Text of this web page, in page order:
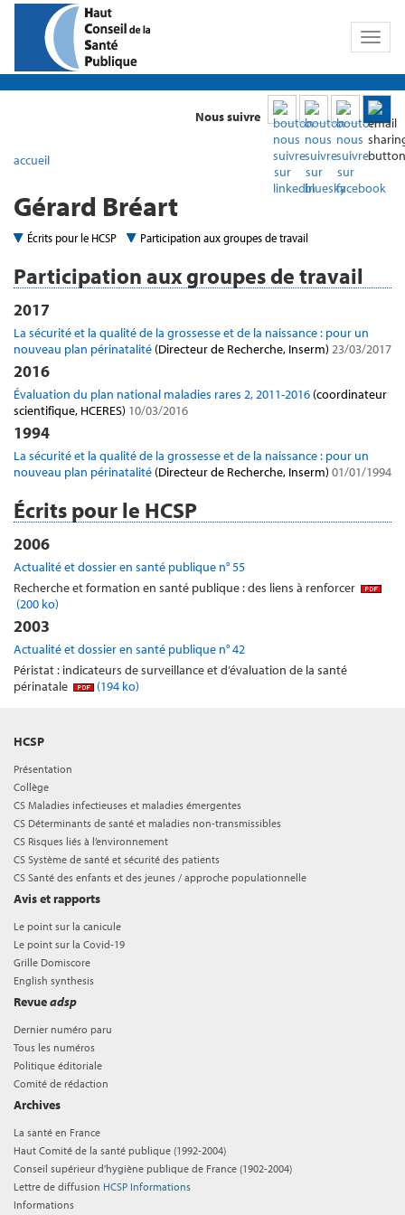
Toggle
Nous suivre
accueil
Gérard Bréart
Écrits pour le HCSP Participation aux groupes de travail
Participation aux groupes de travail
2017
La sécurité et la qualité de la grossesse et de la naissance : pour un
nouveau plan périnatalité (Directeur de Recherche, Inserm) 23/03/2017
2016
Évaluation du plan national maladies rares 2, 2011-2016 (coordinateur
scientifique, HCERES) 10/03/2016
1994
La sécurité et la qualité de la grossesse et de la naissance : pour un
nouveau plan périnatalité (Directeur de Recherche, Inserm) 01/01/1994
Écrits pour le HCSP
2006
Actualité et dossier en santé publique n° 55
Recherche et formation en santé publique : des liens à renforcer
(200 ko)
2003
Actualité et dossier en santé publique n° 42
Péristat : indicateurs de surveillance et d’évaluation de la santé
périnatale
(194 ko)
HCSP
Présentation
Collège
CS Maladies infectieuses et maladies émergentes
CS Déterminants de santé et maladies non-transmissibles
CS Risques liés à l’environnement
CS Système de santé et sécurité des patients
CS Santé des enfants et des jeunes / approche populationnelle
Avis et rapports
Le point sur la canicule
Le point sur la Covid-19
Grille Domiscore
English synthesis
Revueadsp
Dernier numéro paru
Tous les numéros
Politique éditoriale
Comité de rédaction
Archives
La santé en France
Haut Comité de la santé publique (1992-2004)
Conseil supérieur d'hygiène publique de France (1902-2004)
Lettre de diffusion HCSP Informations
Informations